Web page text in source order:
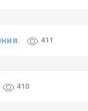
411
410